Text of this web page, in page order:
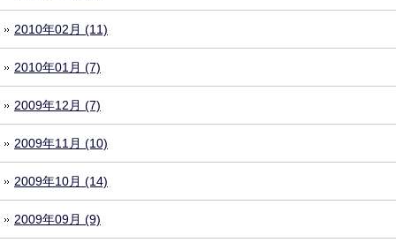
2010年02月 (11)
2010年01月 (7)
2009年12月 (7)
2009年11月 (10)
2009年10月 (14)
2009年09月 (9)